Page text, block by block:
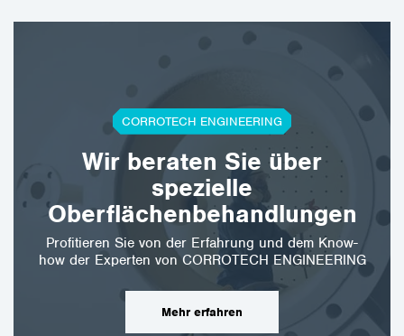
CORROTECH ENGINEERING
Wir beraten Sie über
spezielle
Oberflächenbehandlungen
Profitieren Sie von der Erfahrung und dem Know-
how der Experten von CORROTECH ENGINEERING
Mehr erfahren